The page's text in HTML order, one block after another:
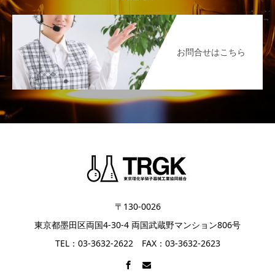
お問合せはこちら
〒130-0026
東京都墨田区両国4-30-4 両国武蔵野マンション806号
TEL：03-3632-2622 FAX：03-3632-2623